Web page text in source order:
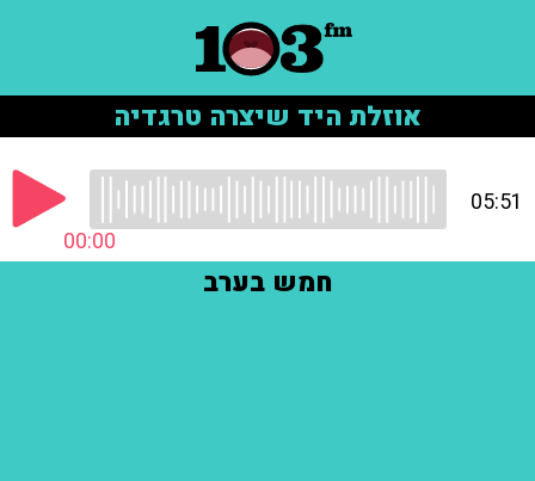
אוזלת היד שיצרה טרגדיה
00:00
05:51
חמש בערב